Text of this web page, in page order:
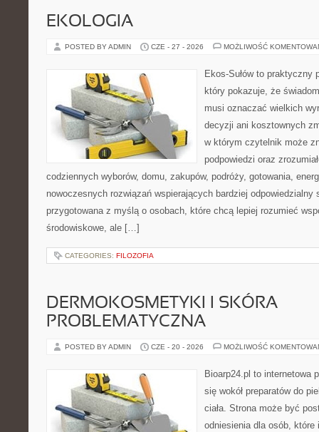
EKOLOGIA
POSTED BY ADMIN CZE - 27 - 2026 MOŻLIWOŚĆ
Ekos-Sułów to praktyczny
który pokazuje, że
musi oznaczać wielkich
decyzji ani kosztownych
w którym czytelnik może
podpowiedzi oraz
codziennych wyborów, domu, zakupów, podróży, gotowania,
nowoczesnych rozwiązań wspierających bardziej odpowiedzialny
przygotowana z myślą o osobach, które chcą lepiej rozumieć
środowiskowe, ale […]
CATEGORIES: FILOZOFIA
DERMOKOSMETYKI I SKÓRA
PROBLEMATYCZNA
POSTED BY ADMIN CZE - 20 - 2026 MOŻLIWOŚĆ
Bioarp24.pl to internetowa
się wokół preparatów do
ciała. Strona może być
odniesienia dla osób,